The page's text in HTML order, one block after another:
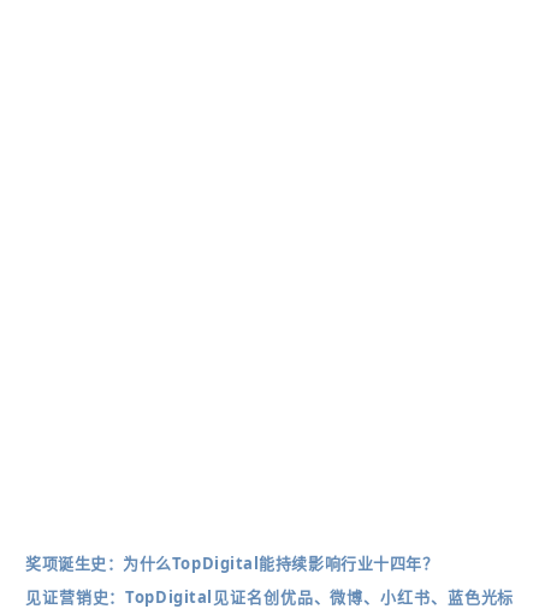
奖项诞生史：为什么TopDigital能持续影响行业十四年？
见证营销史：TopDigital见证名创优品、微博、小红书、蓝色光标